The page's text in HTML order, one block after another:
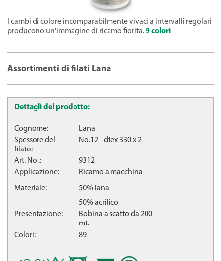
I cambi di colore incomparabilmente vivaci a intervalli regolari
producono un'immagine di ricamo fiorita.9 colori
Assortimenti di filati Lana
Dettagli del prodotto:
Cognome:
Lana
Spessore del
filato:
No.12 - dtex 330 x 2
Art. No .:
9312
Applicazione:
Ricamo a macchina
Materiale:
50% lana
50% acrilico
Presentazione:
Bobina a scatto da 200
mt.
Colori:
89